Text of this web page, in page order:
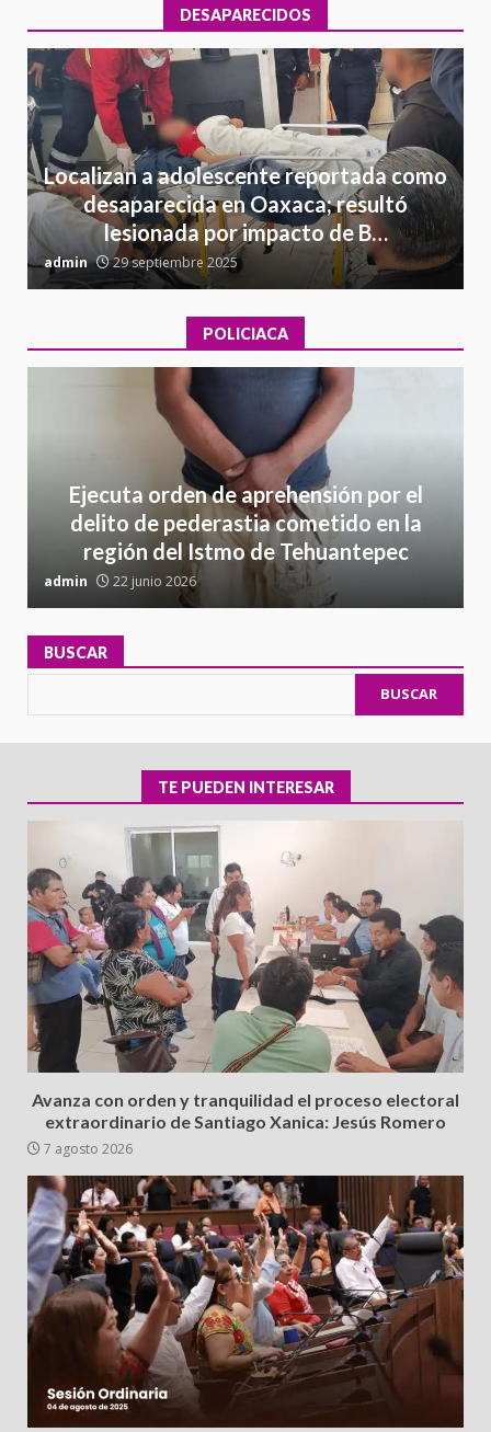
DESAPARECIDOS
Localizan a adolescente reportada como
desaparecida en Oaxaca; resultó
lesionada por impacto de B…
admin 29 septiembre 2025
POLICIACA
Ejecuta orden de aprehensión por el
delito de pederastia cometido en la
región del Istmo de Tehuantepec
admin 22 junio 2026
BUSCAR
BUSCAR
TE PUEDEN INTERESAR
Avanza con orden y tranquilidad el proceso electoral
extraordinario de Santiago Xanica: Jesús Romero
7 agosto 2026